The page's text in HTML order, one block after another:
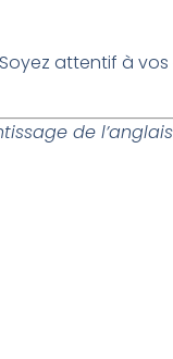
attentif à
de